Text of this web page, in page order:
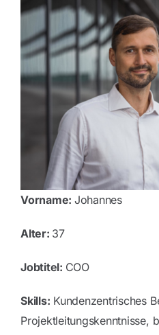
Vorname: Johannes
Alter: 37
Jobtitel: COO
Skills: Kundenzentrisches
Projektleitungskenntnisse,